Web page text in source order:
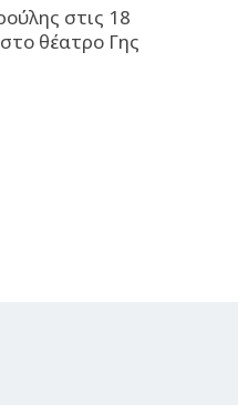
στις 18
θέατρο Γης